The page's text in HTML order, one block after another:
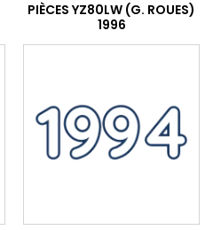
PIÈCES YZ80LW (G. ROUES)
1996